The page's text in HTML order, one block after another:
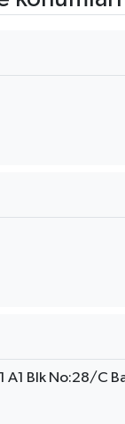
A1 Blk No:28/C